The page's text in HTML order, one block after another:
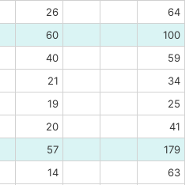
26
64
60
100
40
59
21
34
19
25
20
41
57
179
14
63